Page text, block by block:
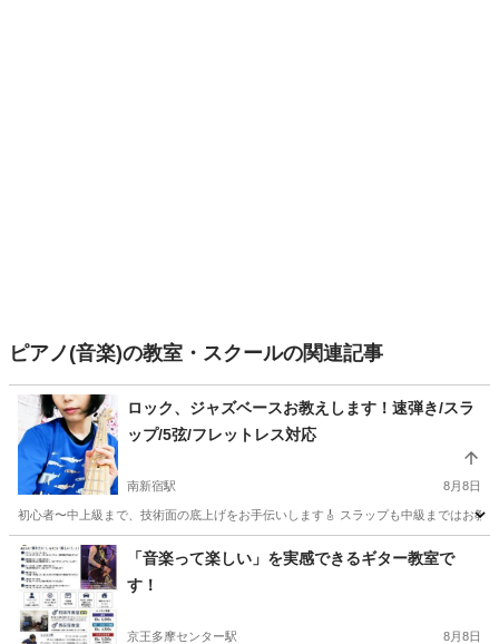
ピアノ(音楽)の教室・スクールの関連記事
ロック、ジャズベースお教えします！速弾き/スラ
ップ/5弦/フレットレス対応
南新宿駅 8月8日
初心者〜中上級まで、技術面の底上げをお手伝いします🎸 スラップも中級まではお
東京 渋谷区 南新宿駅 ベース スラップ
「音楽って楽しい」を実感できるギター教室で
す！
京王多摩センター駅 8月8日